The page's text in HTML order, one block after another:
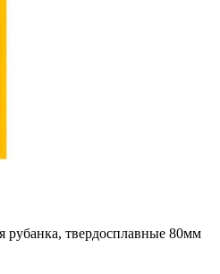
твердосплавные 80мм